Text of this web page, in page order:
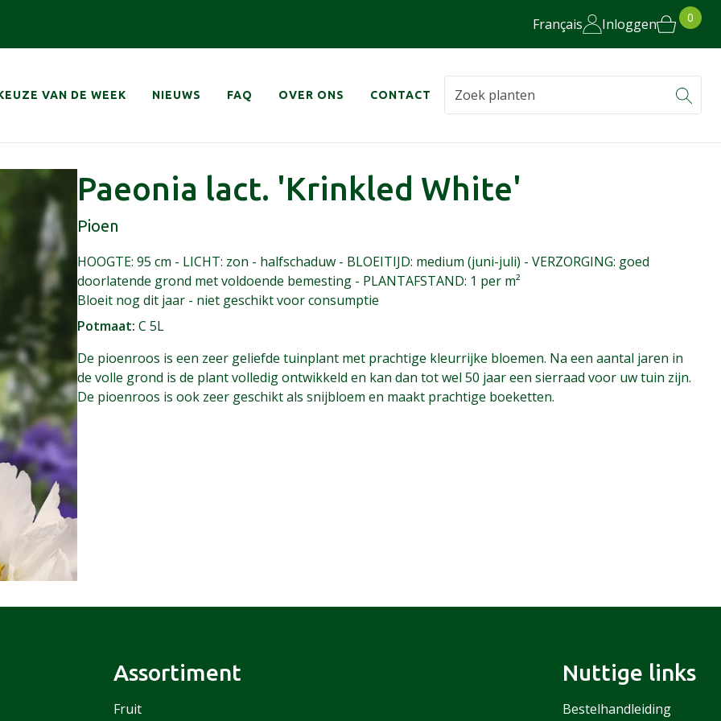
Français Inloggen 0
VAN DE WEEK NIEUWS FAQ OVER ONS CONTACT
Paeonia lact. 'Krinkled White'
Pioen
HOOGTE: 95 cm - LICHT: zon - halfschaduw - BLOEITIJD: medium (juni-juli) - VERZORGING: goed
doorlatende grond met voldoende bemesting - PLANTAFSTAND: 1 per m²
Bloeit nog dit jaar - niet geschikt voor consumptie
Potmaat C 5L
De pioenroos is een zeer geliefde tuinplant met prachtige kleurrijke bloemen. Na een aantal jaren in
de volle grond is de plant volledig ontwikkeld en kan dan tot wel 50 jaar een sierraad voor uw tuin zijn.
De pioenroos is ook zeer geschikt als snijbloem en maakt prachtige boeketten.
Assortiment
Fruit
Nuttige links
Bestelhandleiding